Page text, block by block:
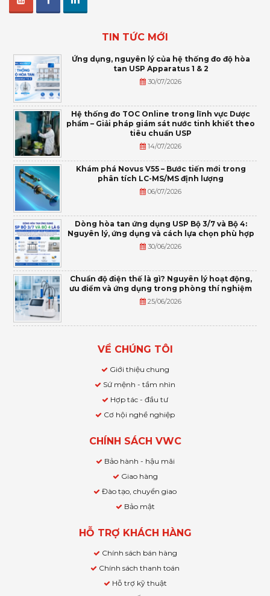
TIN TỨC MỚI
Ứng dụng, nguyên lý của hệ thống đo độ hòa
tan USP Apparatus 1 & 2
30/07/2026
Hệ thống đo TOC Online trong lĩnh vực Dược
phẩm – Giải pháp giám sát nước tinh khiết theo
tiêu chuẩn USP
14/07/2026
Khám phá Novus V55 – Bước tiến mới trong
phân tích LC-MS/MS định lượng
06/07/2026
Dòng hòa tan ứng dụng USP Bộ 3/7 và Bộ 4:
Nguyên lý, ứng dụng và cách lựa chọn phù hợp
30/06/2026
Chuẩn độ điện thế là gì? Nguyên lý hoạt động,
ưu điểm và ứng dụng trong phòng thí nghiệm
25/06/2026
VỀ CHÚNG TÔI
Giới thiệu chung
Sứ mệnh - tầm nhìn
Hợp tác - đầu tư
Cơ hội nghề nghiệp
CHÍNH SÁCH VWC
Bảo hành - hậu mãi
Giao hàng
Đào tạo, chuyển giao
Bảo mật
HỖ TRỢ KHÁCH HÀNG
Chính sách bán hàng
Chính sách thanh toán
Hỗ trợ kỹ thuật